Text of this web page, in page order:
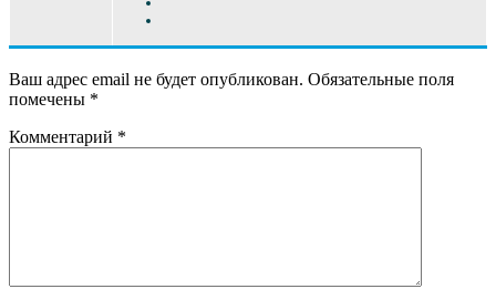
Ваш адрес email не будет опубликован. Обязательные поля
помечены *
Комментарий *